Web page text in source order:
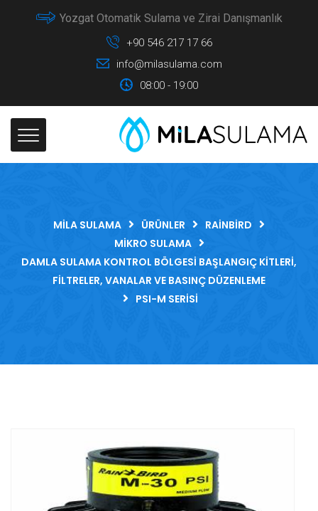
Yozgat Otomatik Sulama ve Zirai Danışmanlık
+90 546 217 17 66
info@milasulama.com
08:00 - 19:00
MILA SULAMA ÜRÜNLER
RAINBIRD
MIKRO SULAMA
DAMLA SULAMA KONTROL BÖLGESI BAŞLANGIÇ KITLERI,
FILTRELER, VANALAR VE BASINÇ DÜZENLEME
PSI-M SERISI